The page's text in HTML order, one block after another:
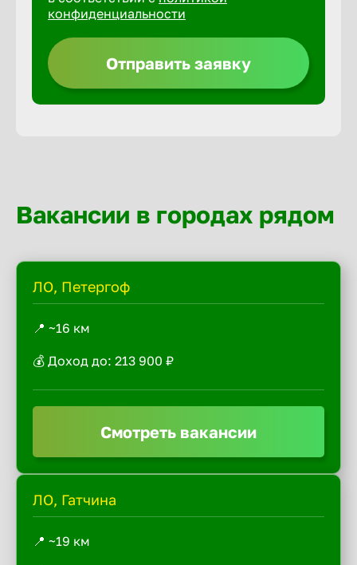
конфиденциальности
Отправить заявку
Вакансии в городах рядом
ЛО, Петергоф
📍 ~16 км
💰 Доход до: 213 900 ₽
Смотреть вакансии
ЛО, Гатчина
📍 ~19 км